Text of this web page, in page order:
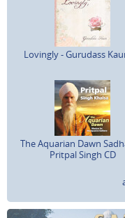
Lovingly - Gurudass
The Aquarian Dawn
Pritpal Singh CD